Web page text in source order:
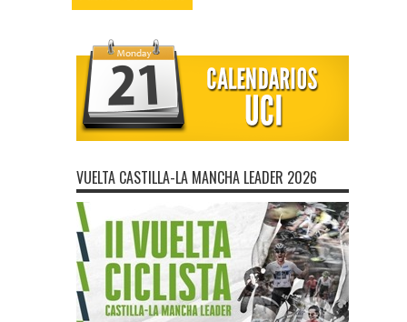
VUELTA CASTILLA-LA MANCHA LEADER 2026